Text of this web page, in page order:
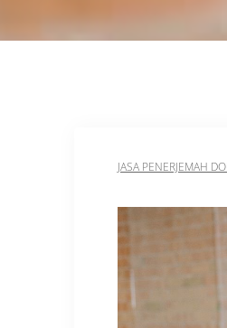
JASA PENERJEMAH